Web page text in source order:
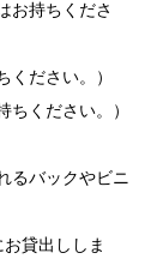
お持ちくださ
ださい。）
ください。）
るバックやビニ
貸出ししま